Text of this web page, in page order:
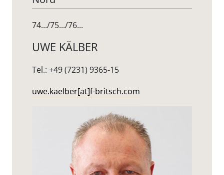
74.../75.../76...
UWE KÄLBER
Tel.: +49 (7231) 9365-15
uwe.kaelber[at]f-britsch.com